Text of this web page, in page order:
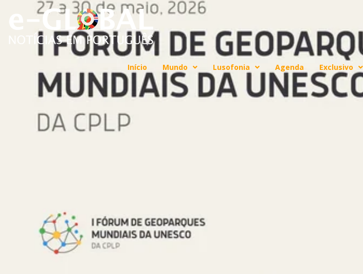
Início Mundo Lusofonia Agenda Exclusivo